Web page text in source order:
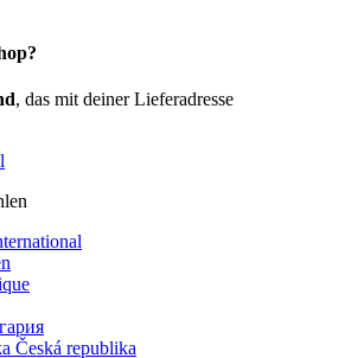
, das mit deiner Lieferadresse
Česká republika